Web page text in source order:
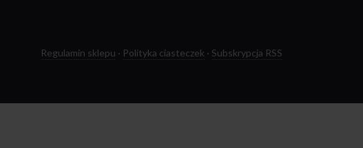
Regulamin sklepu · Polityka ciasteczek · Subskrypcja RSS